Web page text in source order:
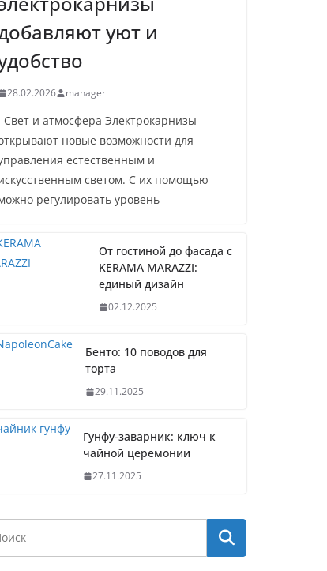
уют и
28.02.2026 manager
Свет и атмосфера Электрокарнизы
новые возможности для
естественным и
светом. С их помощью
регулировать уровень
От гостиной до фасада с
KERAMA MARAZZI:
единый дизайн
02.12.2025
Бенто: 10 поводов для
торта
29.11.2025
Гунфу-заварник: ключ к
чайной церемонии
27.11.2025